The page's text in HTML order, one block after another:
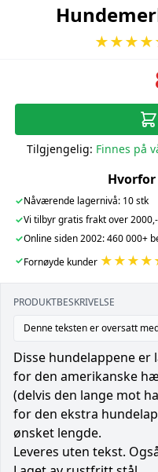
Tilgjengelig: Finnes på
Hvorfor
✓Nåværende lagernivå: 10 stk
✓Vi tilbyr gratis frakt over 2000,-
✓Online siden 2002: 460 000+
✓Fornøyde kunder
PRODUKTBESKRIVELSE
Denne teksten er oversatt
Disse hundelappene
for den amerikanske
(delvis den lange mot
for den ekstra
ønsket lengde.
Leveres uten tekst.